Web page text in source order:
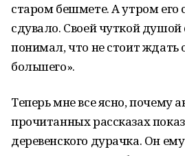
старом бешмете. А утром его
сдувало. Своей чуткой душой
понимал, что не стоит ждать
большего».
Теперь мне все ясно, почему
прочитанных рассказах
деревенского дурачка. Он